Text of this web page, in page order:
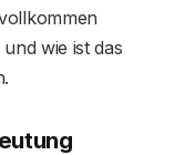
wie ist das